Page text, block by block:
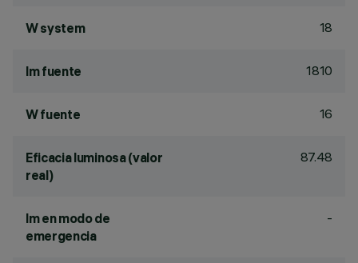
W system 18
lm fuente 1810
W fuente 16
Eficacia luminosa (valor
real)
87.48
lm en modo de
emergencia
-